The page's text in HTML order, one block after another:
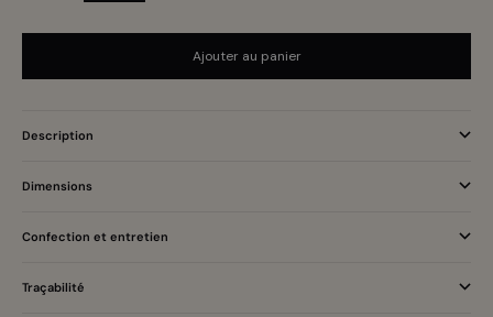
Ajouter au panier
Description
Dimensions
Confection et entretien
Traçabilité